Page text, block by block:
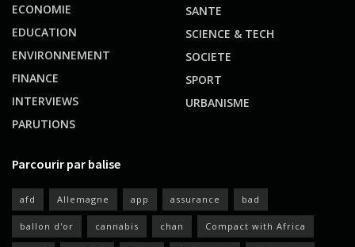
ECONOMIE
EDUCATION
ENVIRONNEMENT
FINANCE
INTERVIEWS
PARUTIONS
SANTE
SCIENCE & TECH
SOCIETE
SPORT
URBANISME
Parcourir par balise
afd Allemagne app assurance bad
ballon d'or cannabis chan Compact with Africa